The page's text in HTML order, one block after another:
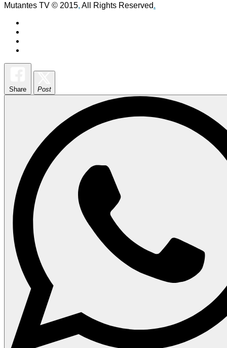
Mutantes TV © 2015, All Rights Reserved.
Share Post